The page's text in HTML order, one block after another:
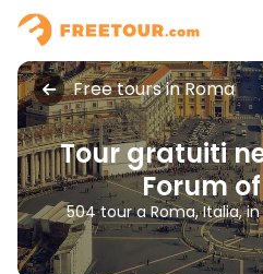
Free tours in Roma
Tour gratuiti
Forum
504 tour a Roma, Italia,